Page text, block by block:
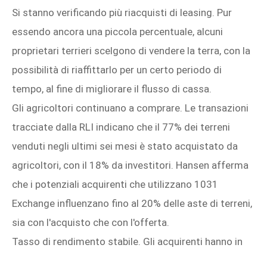
Si stanno verificando più riacquisti di leasing. Pur
essendo ancora una piccola percentuale, alcuni
proprietari terrieri scelgono di vendere la terra, con la
possibilità di riaffittarlo per un certo periodo di
tempo, al fine di migliorare il flusso di cassa.
Gli agricoltori continuano a comprare. Le transazioni
tracciate dalla RLI indicano che il 77% dei terreni
venduti negli ultimi sei mesi è stato acquistato da
agricoltori, con il 18% da investitori. Hansen afferma
che i potenziali acquirenti che utilizzano 1031
Exchange influenzano fino al 20% delle aste di terreni,
sia con l'acquisto che con l'offerta.
Tasso di rendimento stabile. Gli acquirenti hanno in